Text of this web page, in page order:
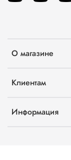
О магазине
Клиентам
Информация